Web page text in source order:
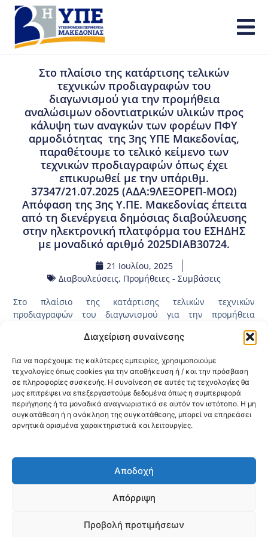
Διαχείριση συναίνεσης
Για να παρέχουμε τις καλύτερες εμπειρίες, χρησιμοποιούμε
τεχνολογίες όπως cookies για την αποθήκευση ή / και την πρόσβαση
σε πληροφορίες συσκευής. Η συναίνεση σε αυτές τις τεχνολογίες θα
μας επιτρέψει να επεξεργαστούμε δεδομένα όπως η συμπεριφορά
περιήγησης ή τα μοναδικά αναγνωριστικά σε αυτόν τον ιστότοπο. Η μη
συγκατάθεση ή η ανάκληση της συγκατάθεσης, μπορεί να επηρεάσει
αρνητικά ορισμένα χαρακτηριστικά και λειτουργίες.
Αποδοχή
Απόρριψη
Προβολή προτιμήσεων
Στο πλαίσιο της κατάρτισης τελικών
τεχνικών προδιαγραφών του
διαγωνισμού για την προμήθεια
αναλώσιμων οδοντιατρικών υλικών προς
κάλυψη των αναγκών των φορέων ΠΦΥ
αρμοδιότητας της 3ης ΥΠΕ Μακεδονίας,
παραθέτουμε το τελικό κείμενο των
τεχνικών προδιαγραφών όπως έχει
επικυρωθεί με την υπ΄αριθμ.
37347/21.07.2025 (ΑΔΑ:9ΛΕΞΟΡΕΠ-ΜΟΩ)
Απόφαση της 3ης Υ.ΠΕ. Μακεδονίας έπειτα
από τη διενέργεια δημόσιας διαβούλευσης
στην ηλεκτρονική πλατφόρμα του ΕΣΗΔΗΣ
με μοναδικό αριθμό 2025DIAB30724.
21 Ιουλίου, 2025
Διαβουλεύσεις, Προμήθειες - Συμβάσεις
Στο πλαίσιο της κατάρτισης τελικών τεχνικών
προδιαγραφών του διαγωνισμού για την προμήθεια
αναγκών των φορέων ΠΦΥ αρμοδιότητας της 3
ΥΠΕ
προδιαγραφώνόπως έχει επικυρωθεί με την υπ΄αριθμ.
37347/21.07.2025 (ΑΔΑ:9ΛΕΞΟΡΕΠ-ΜΟΩ)Απόφαση της 3ης
Υ.ΠΕ. Μακεδονίας έπειτα από τη διενέργεια δημόσιας
διαβούλευσης στην ηλεκτρονική πλατφόρμα του ΕΣΗΔΗΣ
με μοναδικό αριθμό 2025DIAB30724.
@2026 3ype.gr All rights reserved
Θεσσαλονίκη, ΕλλάδαΤηλ: +30 2311 226 200
00022 Website Visits: 1587355